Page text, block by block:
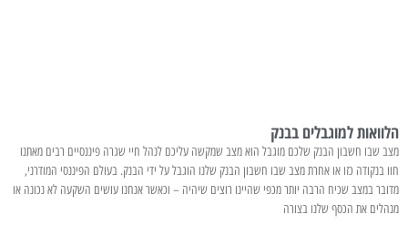
הלוואות למוגבלים בבנק
מצב שבו חשבון הבנק שלכם מוגבל הוא מצב שמקשה עליכם לנהל חיי שגרה פיננסיים רבים מאתנו
חוו בנקודה כזו או אחרת מצב שבו חשבון הבנק שלנו הוגבל על ידי הבנק. בעולם הפיננסי המודרני,
מדובר במצב שכיח הרבה יותר מכפי שהיינו רוצים שיהיה – וכאשר אנחנו עושים השקעה לא נכונה או
מנהלים את הכסף שלנו בצורה